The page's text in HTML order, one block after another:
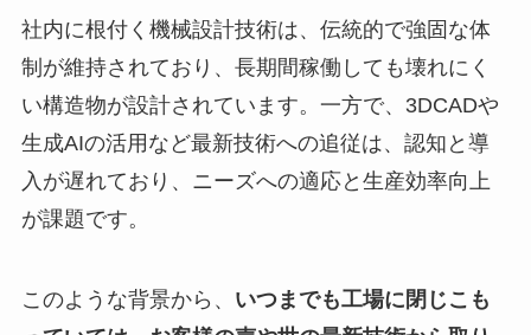
社内に根付く機械設計技術は、伝統的で強固な体
制が維持されており、長期間稼働しても壊れにく
い構造物が設計されています。一方で、3DCADや
生成AIの活用など最新技術への追従は、認知と導
入が遅れており、ニーズへの適応と生産効率向上
が課題です。
このような背景から、 いつまでも工場に閉じこも